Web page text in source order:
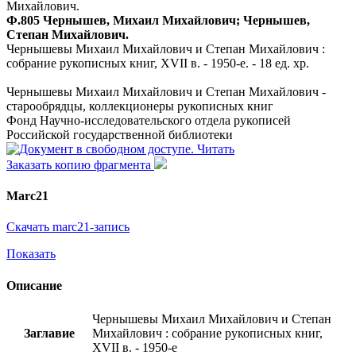
Ф.805 Чернышев, Михаил Михайлович; Чернышев,
Степан Михайлович.
Чернышевы Михаил Михайлович и Степан Михайлович :
собрание рукописных книг, XVII в. - 1950-е. - 18 ед. хр.
Чернышевы Михаил Михайлович и Степан Михайлович -
старообрядцы, коллекционеры рукописных книг
Фонд Научно-исследовательского отдела рукописей
Российской государственной библиотеки
Читать
Заказать копию фрагмента
Marc21
Скачать marc21-запись
Показать
Описание
Заглавие
Чернышевы Михаил Михайлович и Степан
Михайлович : собрание рукописных книг,
XVII в. - 1950-е